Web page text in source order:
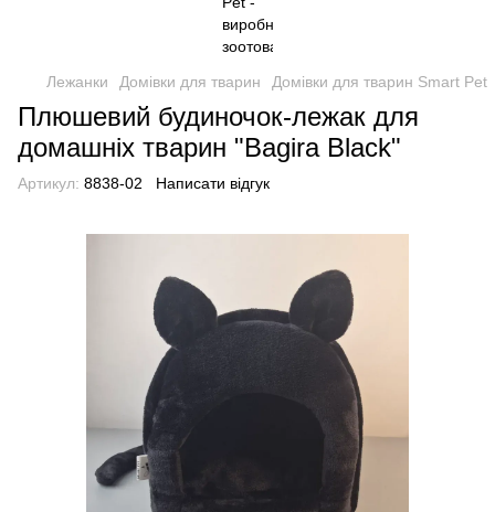
Лежанки Домівки для тварин Домівки для тварин Smart Pet
Плюшевий будиночок-лежак для
домашніх тварин "Bagira Black"
Артикул: 8838-02 Написати відгук